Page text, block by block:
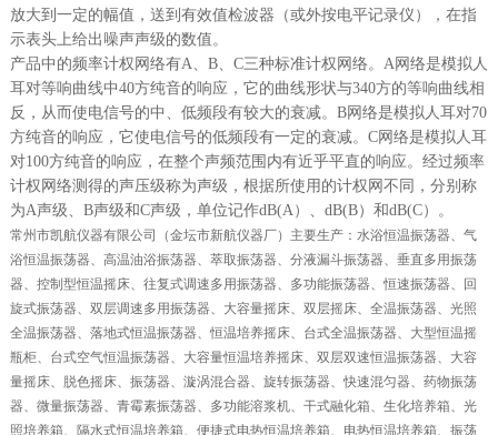
放大到一定的幅值，送到有效值检波器（或外按电平记录仪），在指
示表头上给出噪声声级的数值。
产品中的频率计权网络有A、B、C三种标准计权网络。A网络是模拟人
耳对等响曲线中40方纯音的响应，它的曲线形状与340方的等响曲线相
反，从而使电信号的中、低频段有较大的衰减。B网络是模拟人耳对70
方纯音的响应，它使电信号的低频段有一定的衰减。C网络是模拟人耳
对100方纯音的响应，在整个声频范围内有近乎平直的响应。经过频率
计权网络测得的声压级称为声级，根据所使用的计权网不同，分别称
为A声级、B声级和C声级，单位记作dB(A）、dB(B）和dB(C）。
常州市凯航仪器有限公司（金坛市新航仪器厂）主要生产：水浴恒温振荡器、气
浴恒温振荡器、高温油浴振荡器、萃取振荡器、分液漏斗振荡器、垂直多用振荡
器、控制型恒温摇床、往复式调速多用振荡器、多功能振荡器、恒速振荡器、回
旋式振荡器、双层调速多用振荡器、大容量摇床、双层摇床、全温振荡器、光照
全温振荡器、落地式恒温振荡器、恒温培养摇床、台式全温振荡器、大型恒温摇
瓶柜、台式空气恒温振荡器、大容量恒温培养摇床、双层双速恒温振荡器、大容
量摇床、脱色摇床、振荡器、漩涡混合器、旋转振荡器、快速混匀器、药物振荡
器、微量振荡器、青霉素振荡器、多功能溶浆机、干式融化箱、生化培养箱、光
照培养箱、隔水式恒温培养箱、便捷式电热恒温培养箱、电热恒温培养箱、振荡